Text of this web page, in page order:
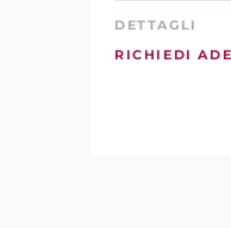
DETTAGLI
RICHIEDI